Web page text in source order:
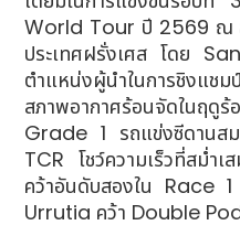
World Tour ปี 2569 ณ
ประเทศฝรั่งเศส โดย
ตำแหน่งผู้นำในการชิงแชม
สภาพอากาศร้อนจัดในฤ
Grade 1 รถแข่งซีดาน
TCR โชว์ความเร็วที่สม่
คว้าอันดับสองใน Race
Urrutia คว้า Double